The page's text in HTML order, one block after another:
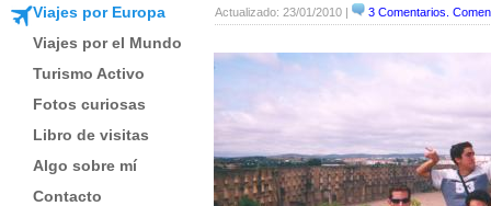
Viajes por Europa
Viajes por el Mundo
Turismo Activo
Fotos curiosas
Libro de visitas
Algo sobre mí
Contacto
Actualizado: 23/01/2010 | 3 Comentarios.